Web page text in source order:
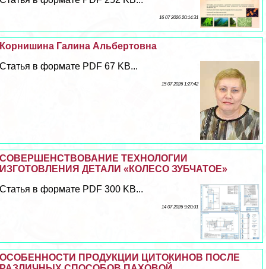
16 07 2026 20:14:31
Корнишина Галина Альбертовна
Статья в формате PDF 67 KB...
15 07 2026 1:27:42
СОВЕРШЕНСТВОВАНИЕ ТЕХНОЛОГИИ
ИЗГОТОВЛЕНИЯ ДЕТАЛИ «КОЛЕСО ЗУБЧАТОЕ»
Статья в формате PDF 300 KB...
14 07 2026 9:20:31
ОСОБЕННОСТИ ПРОДУКЦИИ ЦИТОКИНОВ ПОСЛЕ